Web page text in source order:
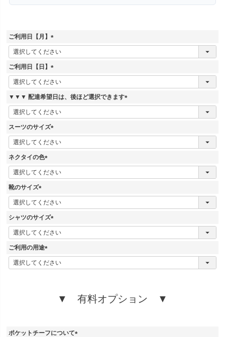
ご利用日【月】
(
必
須
)
ご利用日【日】
(
必
須
)
▼▼▼ 配達希望日は、後ほど選択できます
(
必
)
スーツのサイズ
(
必
)
ネクタイの色
(
必
)
靴のサイズ
(
必
須
)
シャツのサイズ
(
必
)
ご利用の用途
(
必
▼ 有料オプション ▼
ポケットチーフについて